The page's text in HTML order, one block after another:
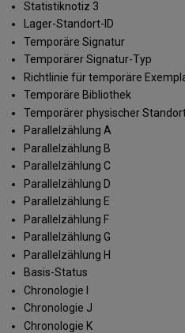
Statistiknotiz 3
Lager-Standort-ID
Temporäre Signatur
Temporärer Signatur-Typ
Richtlinie für temporäre
Temporäre Bibliothek
Temporärer physischer
Parallelzählung A
Parallelzählung B
Parallelzählung C
Parallelzählung D
Parallelzählung E
Parallelzählung F
Parallelzählung G
Parallelzählung H
Basis-Status
Chronologie I
Chronologie J
Chronologie K